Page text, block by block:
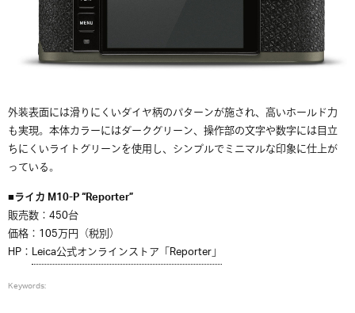
外装表面には滑りにくいダイヤ柄のパターンが施され、高いホールド力
も実現。本体カラーにはダークグリーン、操作部の文字や数字には目立
ちにくいライトグリーンを使用し、シンプルでミニマルな印象に仕上が
っている。
■ライカ M10-P “Reporter”
販売数：450台
価格：105万円（税別）
HP： Leica公式オンラインストア「Reporter」
Keywords: